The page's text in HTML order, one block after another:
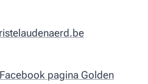
Facebook pagina Golden